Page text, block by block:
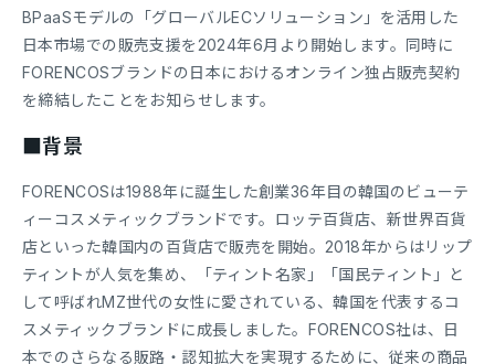
BPaaSモデルの「グローバルECソリューション」を活用した
日本市場での販売支援を2024年6月より開始します。同時に
FORENCOSブランドの日本におけるオンライン独占販売契約
を締結したことをお知らせします。
■背景
FORENCOSは1988年に誕生した創業36年目の韓国のビューテ
ィーコスメティックブランドです。ロッテ百貨店、新世界百貨
店といった韓国内の百貨店で販売を開始。2018年からはリップ
ティントが人気を集め、「ティント名家」「国民ティント」と
して呼ばれMZ世代の女性に愛されている、韓国を代表するコ
スメティックブランドに成長しました。FORENCOS社は、日
本でのさらなる販路・認知拡大を実現するために、従来の商品